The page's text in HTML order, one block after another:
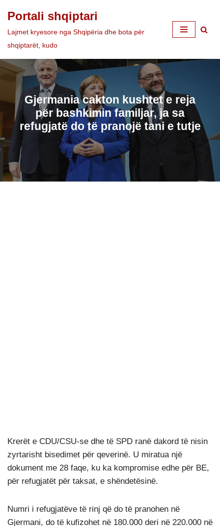
Skip
to
Portali shqiptari
Lajmet kryesore nga Shqipëria dhe bota për
shqiptarët, kudo
Gjermania cakton kushtet e reja
për bashkimin familjar, ja sa
refugjatë do të pranojë tani e tutje
Krerët e CDU/CSU-se dhe të SPD ranë dakord të nisin
zyrtarisht bisedimet për qeverinë. U miratua një
dokument me 28 faqe, ku ka kompromise edhe për BE,
për refugjatët për taksat, e shëndetësinë.
Numri i refugjatëve të rinj që do të pranohen në
Gjermani, do të kufizohet në 180.000 deri në 220.000 në